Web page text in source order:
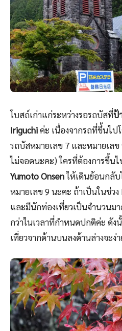
โบสถ์เก่าแก่ระหว่างรอรถบัสที่ป้
Iriguchiค่ะ เนื่องจากรถที่ขึ้นไป
รถบัสหมายเลข 7 และหมายเล
ไม่จอดนะคะ) ใครที่ต้องการขึ้น
Yumoto Onsenให้เดินย้อนกลับ
หมายเลข 9 นะคะ ถ้าเป็นในช่ว
และมีนักท่องเที่ยวเป็นจำนวนม
กว่าในเวลาที่กำหนดปกติค่ะ ดัง
เที่ยวจากด้านบนลงด้านล่างจะง่